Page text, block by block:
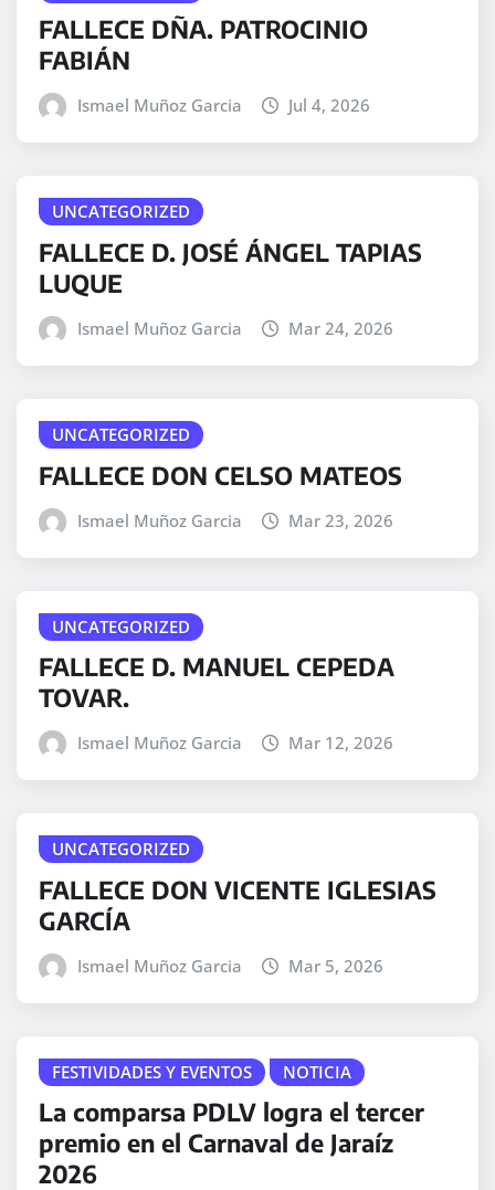
FALLECE DÑA. PATROCINIO
FABIÁN
Ismael Muñoz Garcia Jul 4, 2026
UNCATEGORIZED
FALLECE D. JOSÉ ÁNGEL TAPIAS
LUQUE
Ismael Muñoz Garcia Mar 24, 2026
UNCATEGORIZED
FALLECE DON CELSO MATEOS
Ismael Muñoz Garcia Mar 23, 2026
UNCATEGORIZED
FALLECE D. MANUEL CEPEDA
TOVAR.
Ismael Muñoz Garcia Mar 12, 2026
UNCATEGORIZED
FALLECE DON VICENTE IGLESIAS
GARCÍA
Ismael Muñoz Garcia Mar 5, 2026
FESTIVIDADES Y EVENTOS NOTICIA
La comparsa PDLV logra el tercer
premio en el Carnaval de Jaraíz
2026